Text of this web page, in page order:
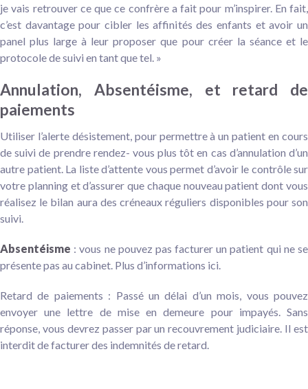
je vais retrouver ce que ce confrère a fait pour m’inspirer. En fait,
c’est davantage pour cibler les affinités des enfants et avoir un
panel plus large à leur proposer que pour créer la séance et le
protocole de suivi en tant que tel. »
Annulation, Absentéisme, et retard de
paiements
Utiliser l’alerte désistement, pour permettre à un patient en cours
de suivi de prendre rendez- vous plus tôt en cas d’annulation d’un
autre patient. La liste d’attente vous permet d’avoir le contrôle sur
votre planning et d’assurer que chaque nouveau patient dont vous
réalisez le bilan aura des créneaux réguliers disponibles pour son
suivi.
Absentéisme : vous ne pouvez pas facturer un patient qui ne se
présente pas au cabinet. Plus d’informations ici.
Retard de paiements : Passé un délai d’un mois, vous pouvez
envoyer une lettre de mise en demeure pour impayés. Sans
réponse, vous devrez passer par un recouvrement judiciaire. Il est
interdit de facturer des indemnités de retard.